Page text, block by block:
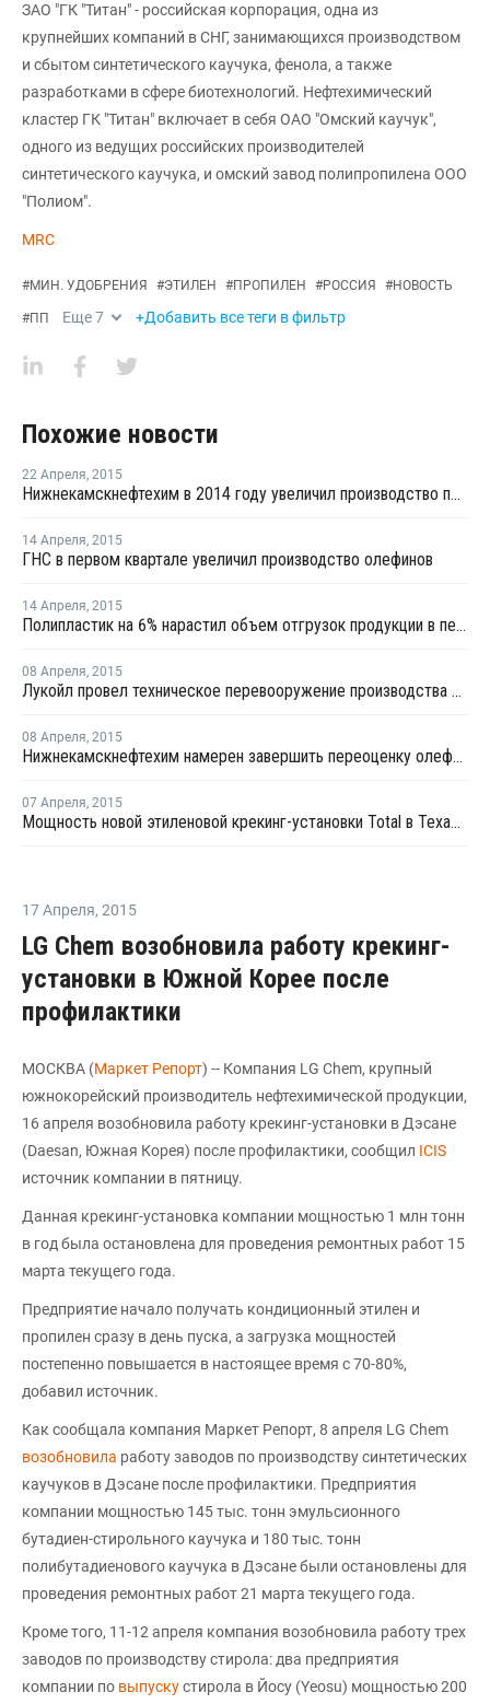
ЗАО "ГК "Титан" - российская корпорация, одна из
крупнейших компаний в СНГ, занимающихся производством
и сбытом синтетического каучука, фенола, а также
разработками в сфере биотехнологий. Нефтехимический
кластер ГК "Титан" включает в себя ОАО "Омский каучук",
одного из ведущих российских производителей
синтетического каучука, и омский завод полипропилена ООО
"Полиом".
MRC
#МИН. УДОБРЕНИЯ #ЭТИЛЕН #ПРОПИЛЕН #РОССИЯ #НОВОСТЬ
#ПП Еще7 +Добавить все теги в фильтр
Похожие новости
22 Апреля, 2015
Нижнекамскнефтехим в 2014 году увеличил производство полимеров на 11%
14 Апреля, 2015
ГНС в первом квартале увеличил производство олефинов
14 Апреля, 2015
Полипластик на 6% нарастил объем отгрузок продукции в первом квартале 2015 года
08 Апреля, 2015
Лукойл провел техническое перевооружение производства этилена на Ставролене
08 Апреля, 2015
Нижнекамскнефтехим намерен завершить переоценку олефинового комплекса в 2015 году
07 Апреля, 2015
Мощность новой этиленовой крекинг-установки Total в Техасе составит 1 млн тонн в год
17 Апреля, 2015
LG Chem возобновила работу крекинг-
установки в Южной Корее после
профилактики
МОСКВА (Маркет Репорт) -- Компания LG Chem, крупный
южнокорейский производитель нефтехимической продукции,
16 апреля возобновила работу крекинг-установки в Дэсане
(Daesan, Южная Корея) после профилактики, сообщил ICIS
источник компании в пятницу.
Данная крекинг-установка компании мощностью 1 млн тонн
в год была остановлена для проведения ремонтных работ 15
марта текущего года.
Предприятие начало получать кондиционный этилен и
пропилен сразу в день пуска, а загрузка мощностей
постепенно повышается в настоящее время с 70-80%,
добавил источник.
Как сообщала компания Маркет Репорт, 8 апреля LG Chem
возобновила работу заводов по производству синтетических
каучуков в Дэсане после профилактики. Предприятия
компании мощностью 145 тыс. тонн эмульсионного
бутадиен-стирольного каучука и 180 тыс. тонн
полибутадиенового каучука в Дэсане были остановлены для
проведения ремонтных работ 21 марта текущего года.
Кроме того, 11-12 апреля компания возобновила работу трех
заводов по производству стирола: два предприятия
компании по выпускустирола в Йосу (Yeosu) мощностью 200